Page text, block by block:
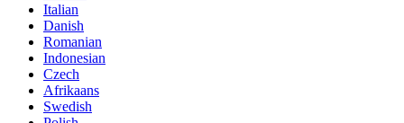
Italian
Danish
Romanian
Indonesian
Czech
Afrikaans
Swedish